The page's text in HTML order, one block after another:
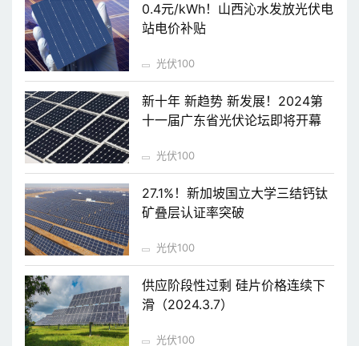
0.4元/kWh！山西沁水发放光伏电
站电价补贴
光伏100
新十年 新趋势 新发展！2024第
十一届广东省光伏论坛即将开幕
光伏100
27.1%！新加坡国立大学三结钙钛
矿叠层认证率突破
光伏100
供应阶段性过剩 硅片价格连续下
滑（2024.3.7）
光伏100